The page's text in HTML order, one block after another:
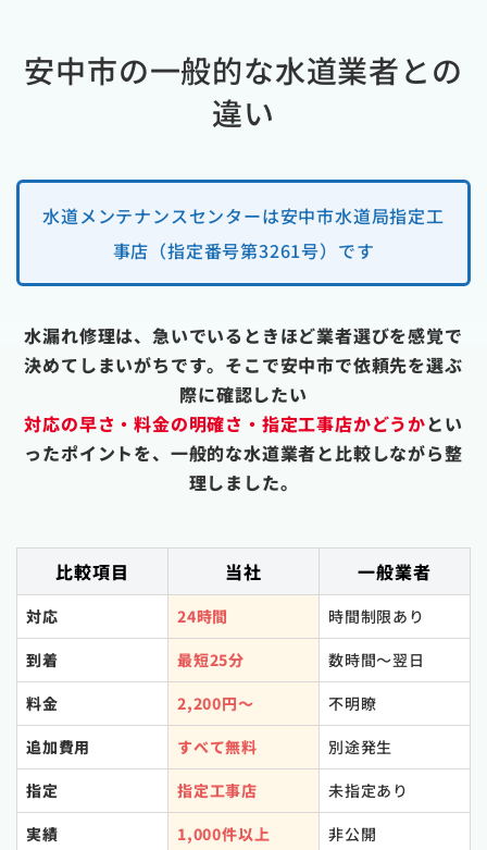
安中市の一般的な水道業者との
違い
水道メンテナンスセンターは安中市水道局指定工
事店（指定番号第3261号）です
水漏れ修理は、急いでいるときほど業者選びを感覚で
決めてしまいがちです。そこで安中市で依頼先を選ぶ
際に確認したい
対応の早さ・料金の明確さ・指定工事店かどうかとい
ったポイントを、一般的な水道業者と比較しながら整
理しました。
比較項目 当社 一般業者
対応 24時間
時間制限あり
到着
最短25分
数時間〜翌日
料金
2,200円〜
不明瞭
追加費用
すべて無料
別途発生
指定
指定工事店
未指定あり
実績
1,000件以上
非公開